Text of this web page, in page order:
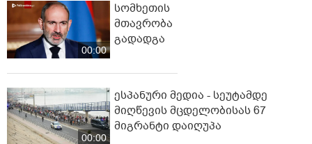
00:00
სომხეთის
მთავრობა
გადადგა
00:00
ესპანური მედია - სეუტამდე
მიღწევის მცდელობისას 67
მიგრანტი დაიღუპა